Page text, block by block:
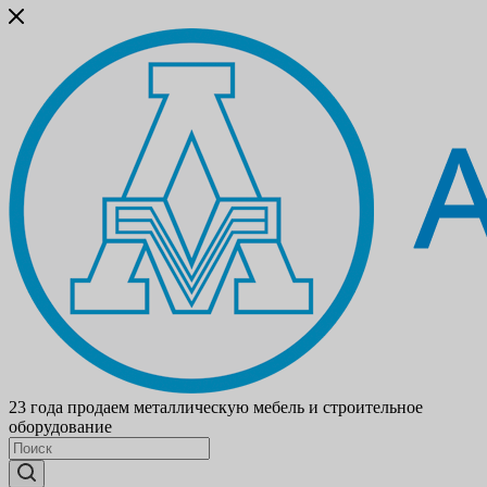
23 года продаем металлическую мебель и строительное
оборудование